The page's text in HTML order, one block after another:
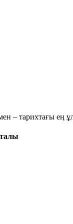
– тарихтағы ең